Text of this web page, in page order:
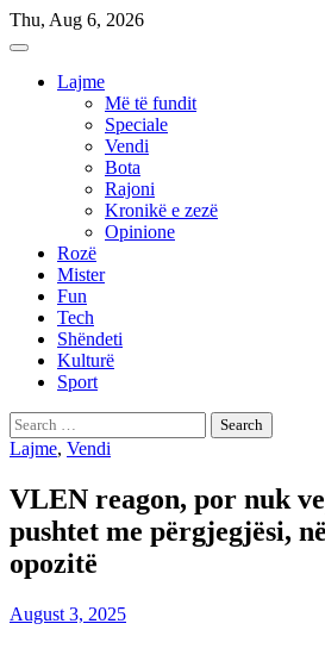
Skip
to
Thu, Aug 6, 2026
Lajme
Më të fundit
Speciale
Vendi
Bota
Rajoni
Kronikë e zezë
Opinione
Rozë
Mister
Fun
Tech
Shëndeti
Kulturë
Sport
Search
for:
Lajme, Vendi
VLEN reagon, por nuk
pushtet me përgjegjësi,
opozitë
August 3, 2025